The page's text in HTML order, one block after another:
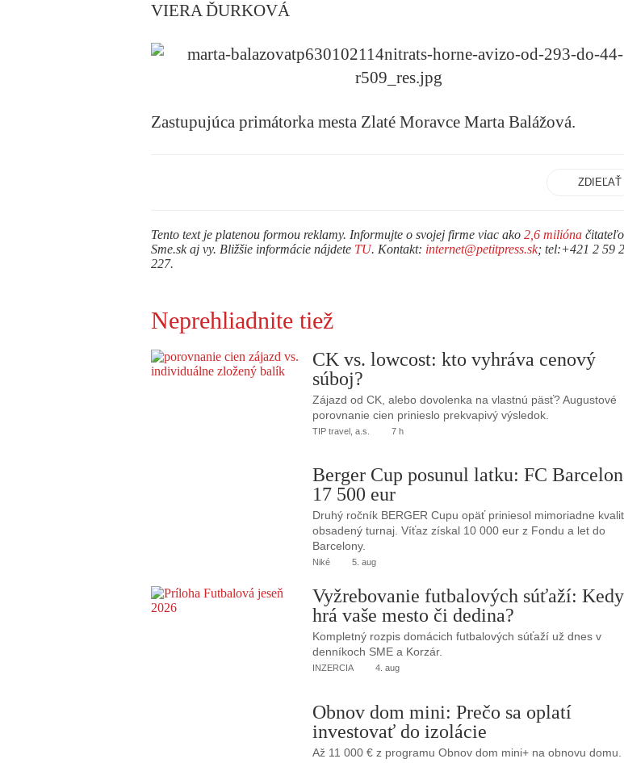
VIERA ĎURKOVÁ
Zastupujúca primátorka mesta Zlaté Moravce Marta Balážová.
ZDIEĽAŤ
Tento text je platenou formou reklamy. Informujte o svojej firme viac ako 2,6 milióna
Sme.sk aj vy. Bližšie informácie nájdete TU. Kontakt: internet@petitpress.sk; tel:+421 2 59
227.
Neprehliadnite tiež
CK vs. lowcost: kto vyhráva cenový
súboj?
Zájazd od CK, alebo dovolenka na vlastnú päsť? Augustové
porovnanie cien prinieslo prekvapivý výsledok.
TIP travel, a.s. 7 h
Berger Cup posunul latku: FC
17 500 eur
Druhý ročník BERGER Cupu opäť priniesol mimoriadne
obsadený turnaj. Víťaz získal 10 000 eur z Fondu a let do
Barcelony.
Niké 5. aug
Vyžrebovanie futbalových súťaží: Kedy
hrá vaše mesto či dedina?
Kompletný rozpis domácich futbalových súťaží už dnes v
denníkoch SME a Korzár.
INZERCIA 4. aug
Obnov dom mini: Prečo sa oplatí
investovať do izolácie
Až 11 000 € z programu Obnov dom mini+ na obnovu domu.